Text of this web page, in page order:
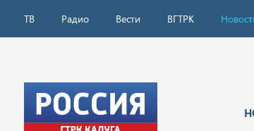
ТВ Радио Вести ВГТРК